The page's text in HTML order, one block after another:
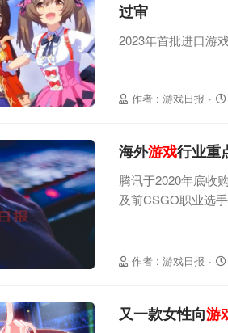
作者 : 游戏日报 ·
过审
2023年首批进口游
作者 : 游戏日报 ·
海外游戏行业重
腾讯于2020年底收
及前CSGO职业选
司；游戏营销公司
又一款女性向游